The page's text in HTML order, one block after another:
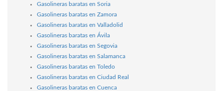
Gasolineras baratas en Soria
Gasolineras baratas en Zamora
Gasolineras baratas en Valladolid
Gasolineras baratas en Ávila
Gasolineras baratas en Segovia
Gasolineras baratas en Salamanca
Gasolineras baratas en Toledo
Gasolineras baratas en Ciudad Real
Gasolineras baratas en Cuenca